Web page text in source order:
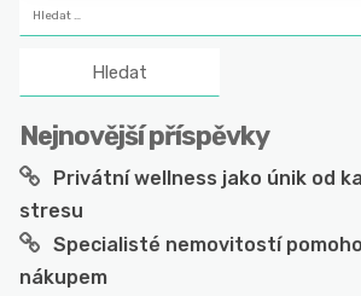
Nejnovější příspěvky
Privátní wellness jako únik od
stresu
Specialisté nemovitostí
nákupem